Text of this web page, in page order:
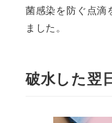
菌感染を防ぐ点滴
ました。
破水した翌